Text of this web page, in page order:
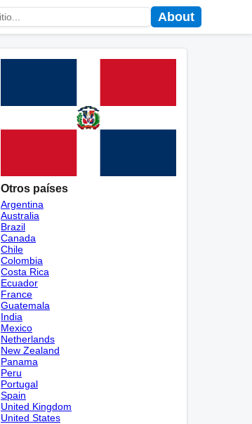
About
Otros países
Argentina
Australia
Brazil
Canada
Chile
Colombia
Costa Rica
Ecuador
France
Guatemala
India
Mexico
Netherlands
New Zealand
Panama
Peru
Portugal
Spain
United Kingdom
United States